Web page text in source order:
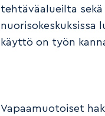
tehtäväalueilta
nuorisokeskuksissa
käyttö on työn
Vapaamuotoiset